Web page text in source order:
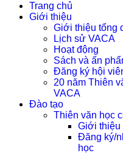
Trang chủ
Giới thiệu
Giới thiệu tổng
Lịch sử VACA
Hoạt động
Sách và ấn
Đăng ký hội
20 năm Thiên
VACA
Đào tạo
Thiên văn học
Giới thiệu
Đăng ký/
học